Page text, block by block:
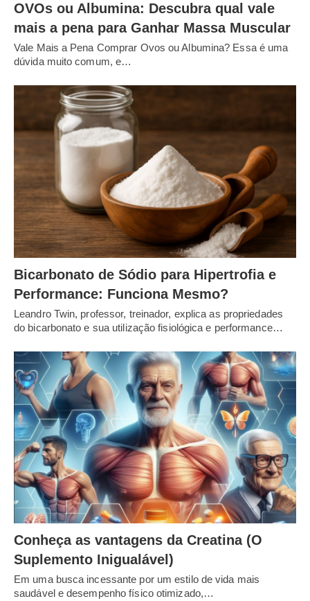
OVOs ou Albumina: Descubra qual vale
mais a pena para Ganhar Massa Muscular
Vale Mais a Pena Comprar Ovos ou Albumina? Essa é uma
dúvida muito comum, e…
Bicarbonato de Sódio para Hipertrofia e
Performance: Funciona Mesmo?
Leandro Twin, professor, treinador, explica as propriedades
do bicarbonato e sua utilização fisiológica e performance…
Conheça as vantagens da Creatina (O
Suplemento Inigualável)
Em uma busca incessante por um estilo de vida mais
saudável e desempenho físico otimizado,…